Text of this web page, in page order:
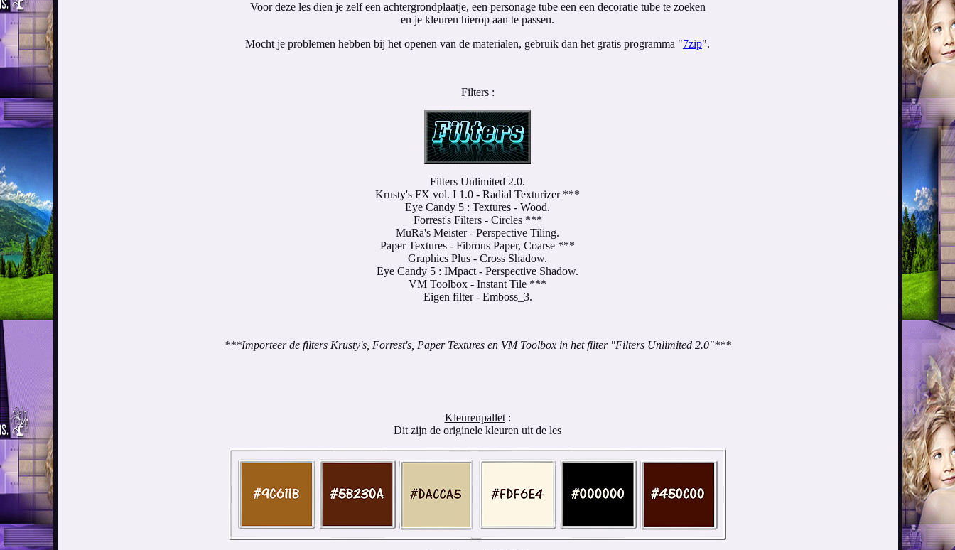
Voor deze les dien je zelf een achtergrondplaatje, een personage tube een een decoratie tube te zoeken
en je kleuren hierop aan te passen.
Mocht je problemen hebben bij het openen van de materialen, gebruik dan het gratis programma "7zip".
Filters:
Filters Unlimited 2.0.
Krusty's FX vol. I 1.0 - Radial Texturizer ***
Eye Candy 5 : Textures - Wood.
Forrest's Filters - Circles ***
MuRa's Meister - Perspective Tiling.
Paper Textures - Fibrous Paper, Coarse ***
Graphics Plus - Cross Shadow.
Eye Candy 5 : IMpact - Perspective Shadow.
VM Toolbox - Instant Tile ***
Eigen filter - Emboss_3.
***Importeer de filters Krusty's, Forrest's, Paper Textures en VM Toolbox in het filter "Filters Unlimited 2.0"***
Kleurenpallet:
Dit zijn de originele kleuren uit de les